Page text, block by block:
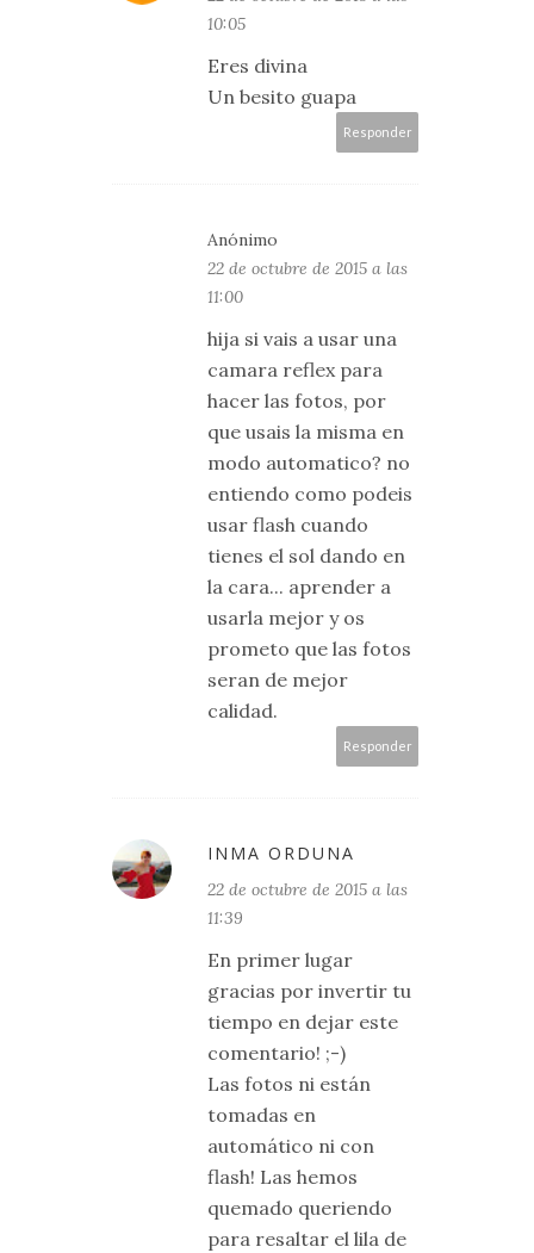
10:05
Eres divina
Un besito guapa
Responder
Anónimo
22 de octubre de 2015 a las
11:00
hija si vais a usar una
camara reflex para
hacer las fotos, por
que usais la misma en
modo automatico? no
entiendo como podeis
usar flash cuando
tienes el sol dando en
la cara... aprender a
usarla mejor y os
prometo que las fotos
seran de mejor
calidad.
Responder
INMA ORDUNA
22 de octubre de 2015 a las
11:39
En primer lugar
gracias por invertir tu
tiempo en dejar este
comentario! ;-)
Las fotos ni están
tomadas en
automático ni con
flash! Las hemos
quemado queriendo
para resaltar el lila de